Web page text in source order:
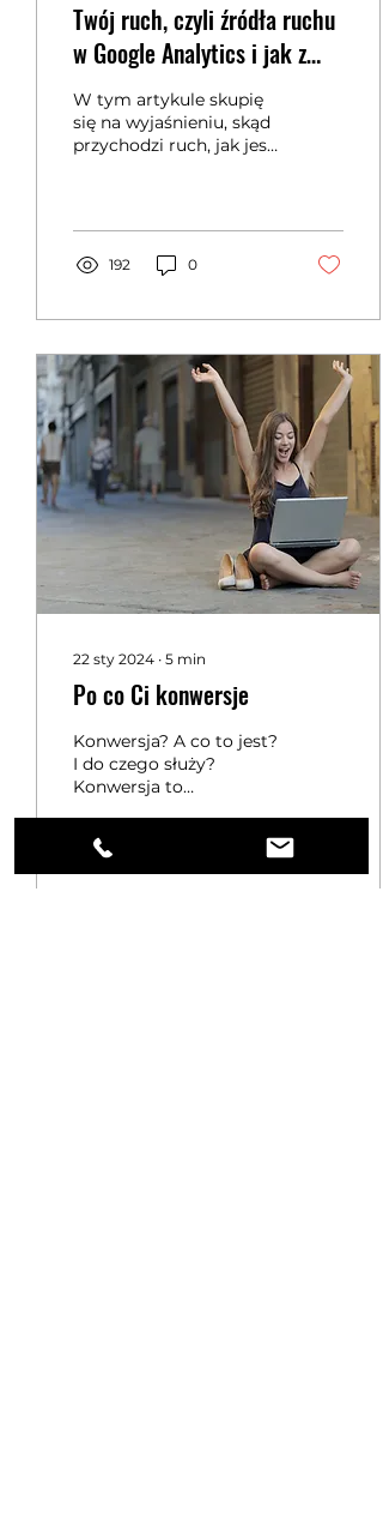
Twój ruch, czyli źródła ruchu
w Google Analytics i jak z
nich korzystać
W tym artykule skupię
się na wyjaśnieniu, skąd
przychodzi ruch, jak jest
192 0
22 sty 2024 ∙ 5 min
Po co Ci konwersje
Konwersja? A co to jest?
I do czego służy? ​
Konwersja to
(online lub offline)
mająca znaczenie dla
powodzenia...